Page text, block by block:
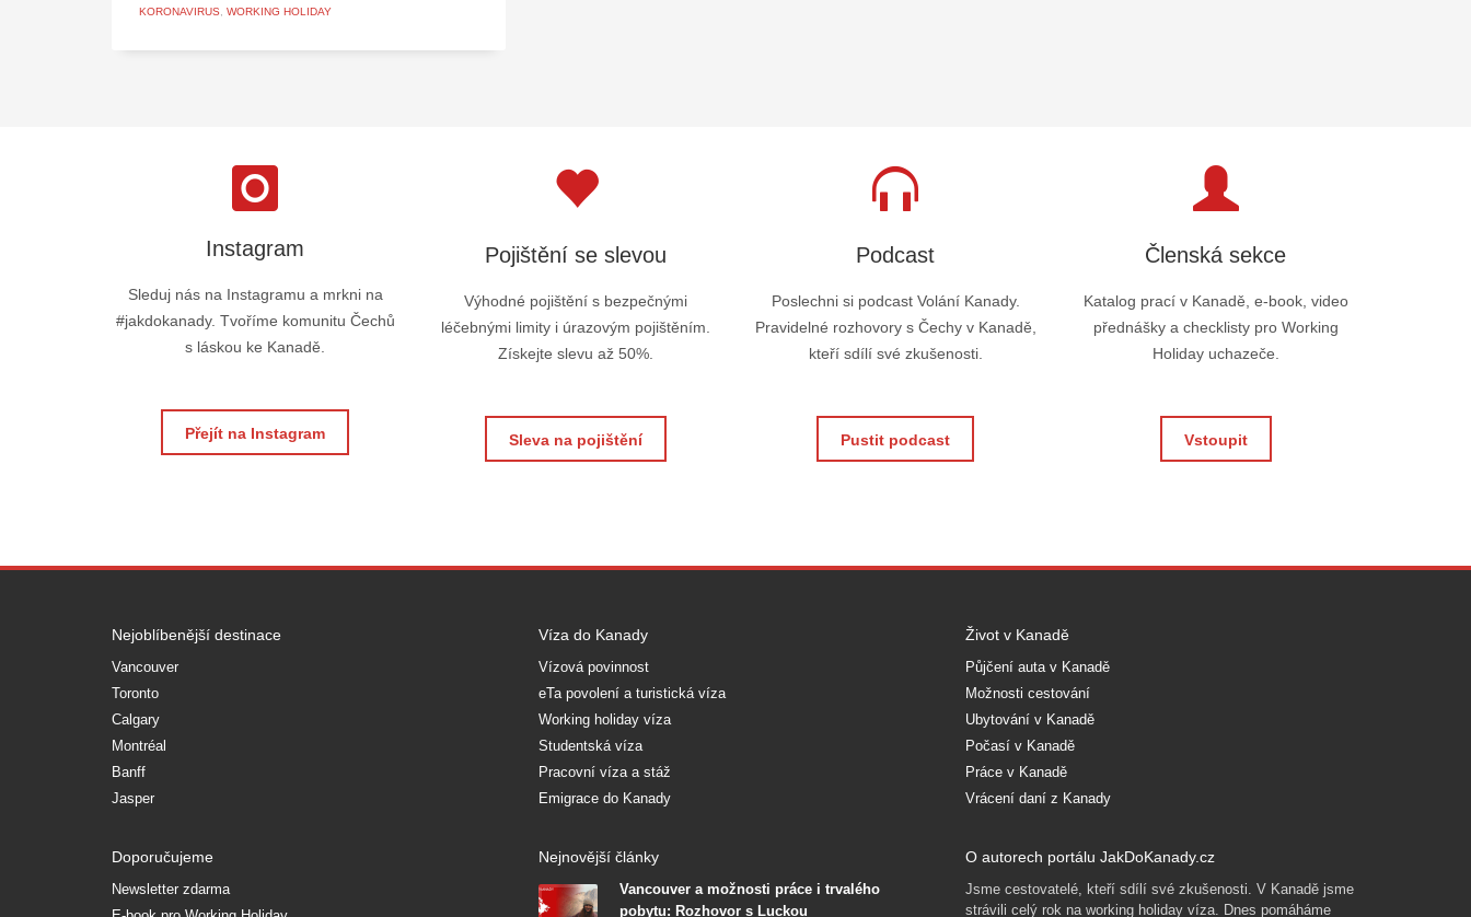
KORONAVIRUS, WORKING HOLIDAY
Instagram
Sleduj nás na Instagramu a mrkni na
#jakdokanady. Tvoříme komunitu Čechů
s láskou ke Kanadě.
Přejít na Instagram
Pojištění se slevou
Výhodné pojištění s bezpečnými
léčebnými limity i úrazovým pojištěním.
Získejte slevu až 50%.
Sleva na pojištění
Podcast
Poslechni si podcast Volání Kanady.
Pravidelné rozhovory s Čechy v Kanadě,
kteří sdílí své zkušenosti.
Pustit podcast
Členská sekce
Katalog prací v Kanadě, e-book, video
přednášky a checklisty pro Working
Holiday uchazeče.
Vstoupit
Nejoblíbenější destinace
Vancouver
Toronto
Calgary
Montréal
Banff
Jasper
Víza do Kanady
Vízová povinnost
eTa povolení a turistická víza
Working holiday víza
Studentská víza
Pracovní víza a stáž
Emigrace do Kanady
Život v Kanadě
Půjčení auta v Kanadě
Možnosti cestování
Ubytování v Kanadě
Počasí v Kanadě
Práce v Kanadě
Vrácení daní z Kanady
Doporučujeme
Newsletter zdarma
Nejnovější články
Vancouver a možnosti práce i trvalého
pobytu: Rozhovor s Luckou
O autorech portálu JakDoKanady.cz
Jsme cestovatelé, kteří sdílí své zkušenosti. V Kanadě jsme
strávili celý rok na working holiday víza. Dnes pomáháme